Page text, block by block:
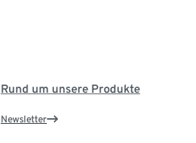
Rund um unsere Produkte
Newsletter